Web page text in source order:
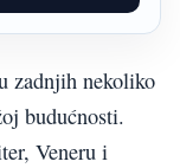
zadnjih nekoliko
budućnosti.
Veneru i